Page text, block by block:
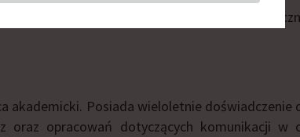
p.o. dyrektora biura komunikacji społecznej,
akademicki. Posiada wieloletnie doświadczenie
oraz opracowań dotyczących komunikacji w